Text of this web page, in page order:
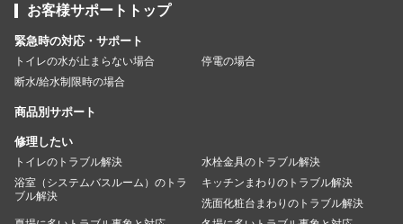
お客様サポートトップ
緊急時の対応・サポート
トイレの水が止まらない場合
停電の場合
断水/給水制限時の場合
商品別サポート
修理したい
トイレのトラブル解決
水栓金具のトラブル解決
浴室（システムバスルーム）のトラ
ブル解決
キッチンまわりのトラブル解決
洗面化粧台まわりのトラブル解決